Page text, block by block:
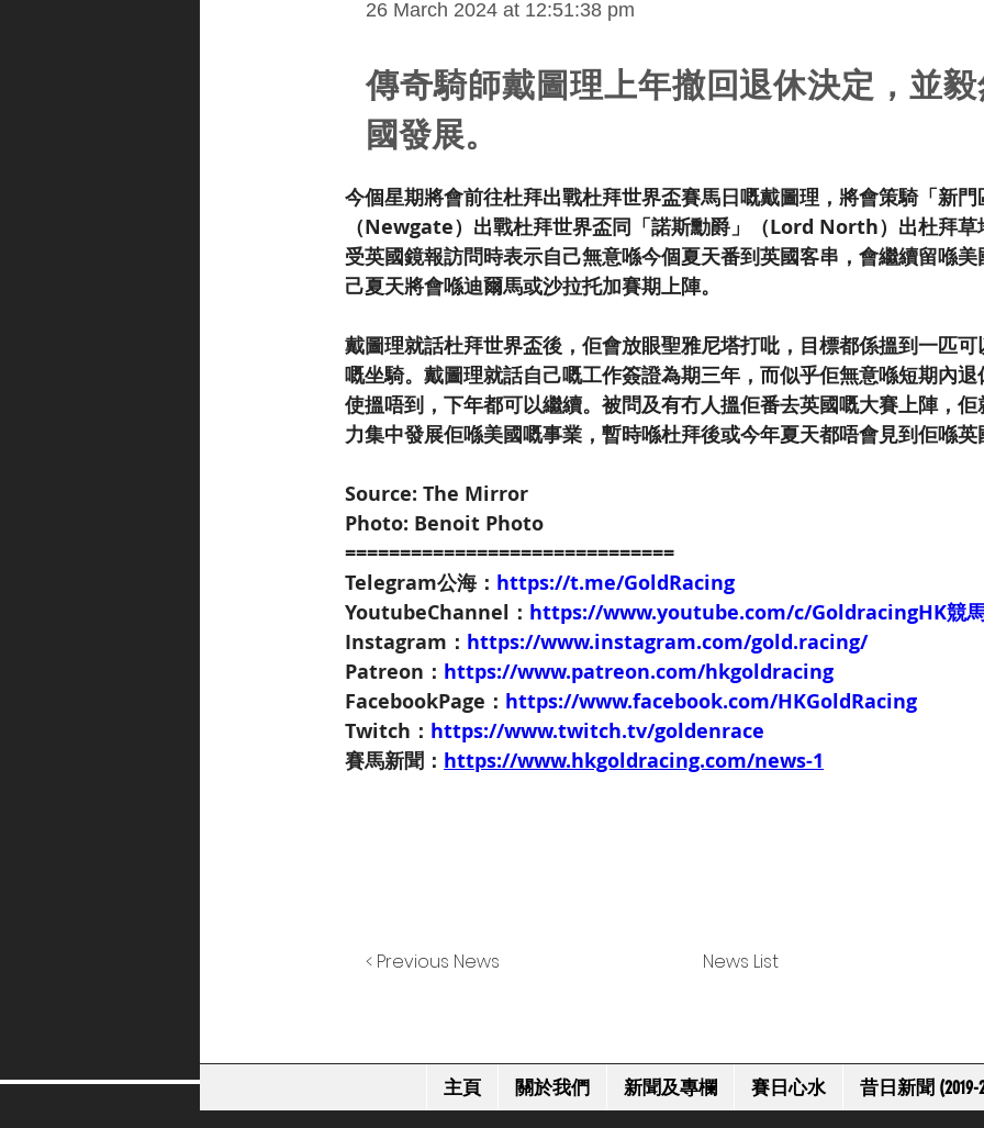
26 March 2024 at 12:51:38 pm
傳奇騎師戴圖理上年撤回退休決定，並
國發展。
今個星期將會前往杜拜出戰杜拜世界盃賽馬日嘅戴圖理，將會策騎「新門
（Newgate）出戰杜拜世界盃同「諾斯勳爵」（Lord North）出杜拜草
受英國鏡報訪問時表示自己無意喺今個夏天番到英國客串，會繼續留喺
己夏天將會喺迪爾馬或沙拉托加賽期上陣。
戴圖理就話杜拜世界盃後，佢會放眼聖雅尼塔打吡，目標都係搵到一匹
嘅坐騎。戴圖理就話自己嘅工作簽證為期三年，而似乎佢無意喺短期內
使搵唔到，下年都可以繼續。被問及有冇人搵佢番去英國嘅大賽上陣，
力集中發展佢喺美國嘅事業，暫時喺杜拜後或今年夏天都唔會見到佢喺英
Source: The Mirror
Photo: Benoit Photo
==============================
Telegram公海： https://t.me/GoldRacing
YoutubeChannel： https://www.youtube.com/c/GoldracingHK競
Instagram： https://www.instagram.com/gold.racing/
Patreon： https://www.patreon.com/hkgoldracing
FacebookPage： https://www.facebook.com/HKGoldRacing
Twitch： https://www.twitch.tv/goldenrace
賽馬新聞： https://www.hkgoldracing.com/news-1
< Previous News News List
主頁 關於我們 新聞及專欄 賽日心水 昔日新聞 (2019-